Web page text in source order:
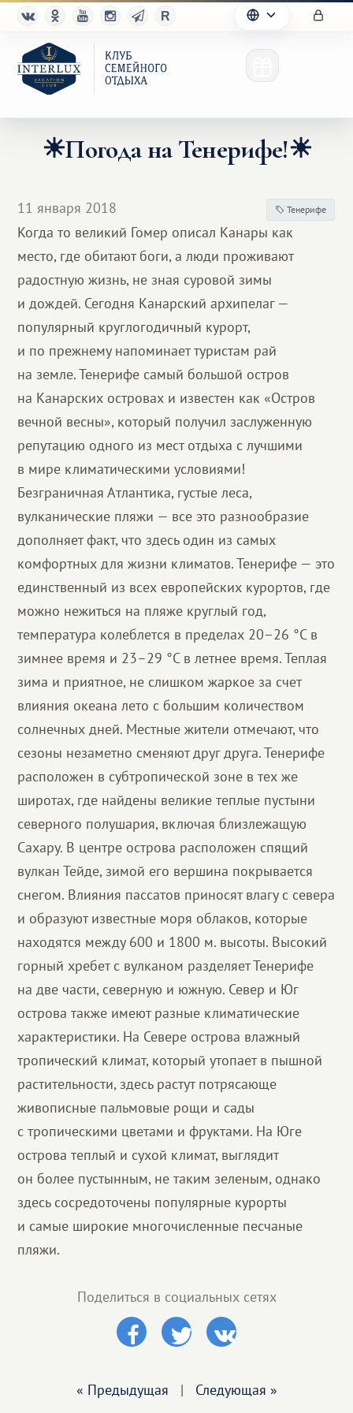
Преимущества
Партнерам
Благотворительность
☀Погода на Тенерифе!☀
11 января 2018 Тенерифе
Когда то великий Гомер описал Канары как
место, где обитают боги, а люди проживают
радостную жизнь, не зная суровой зимы
и дождей. Сегодня Канарский архипелаг —
популярный круглогодичный курорт,
и по прежнему напоминает туристам рай
на земле. Тенерифе самый большой остров
на Канарских островах и известен как «Остров
вечной весны», который получил заслуженную
репутацию одного из мест отдыха с лучшими
в мире климатическими условиями!
Безграничная Атлантика, густые леса,
вулканические пляжи — все это разнообразие
дополняет факт, что здесь один из самых
комфортных для жизни климатов. Тенерифе — это
единственный из всех европейских курортов, где
можно нежиться на пляже круглый год,
температура колеблется в пределах 20–26 °C в
зимнее время и 23–29 °C в летнее время. Теплая
зима и приятное, не слишком жаркое за счет
влияния океана лето с большим количеством
солнечных дней. Местные жители отмечают, что
сезоны незаметно сменяют друг друга. Тенерифе
расположен в субтропической зоне в тех же
широтах, где найдены великие теплые пустыни
северного полушария, включая близлежащую
Сахару. В центре острова расположен спящий
вулкан Тейде, зимой его вершина покрывается
снегом. Влияния пассатов приносят влагу с севера
и образуют известные моря облаков, которые
находятся между 600 и 1800 м. высоты. Высокий
горный хребет с вулканом разделяет Тенерифе
на две части, северную и южную. Север и Юг
острова также имеют разные климатические
характеристики. На Севере острова влажный
тропический климат, который утопает в пышной
растительности, здесь растут потрясающе
живописные пальмовые рощи и сады
с тропическими цветами и фруктами. На Юге
острова теплый и сухой климат, выглядит
он более пустынным, не таким зеленым, однако
здесь сосредоточены популярные курорты
и самые широкие многочисленные песчаные
пляжи.
Поделиться в социальных сетях
« Предыдущая | Следующая »